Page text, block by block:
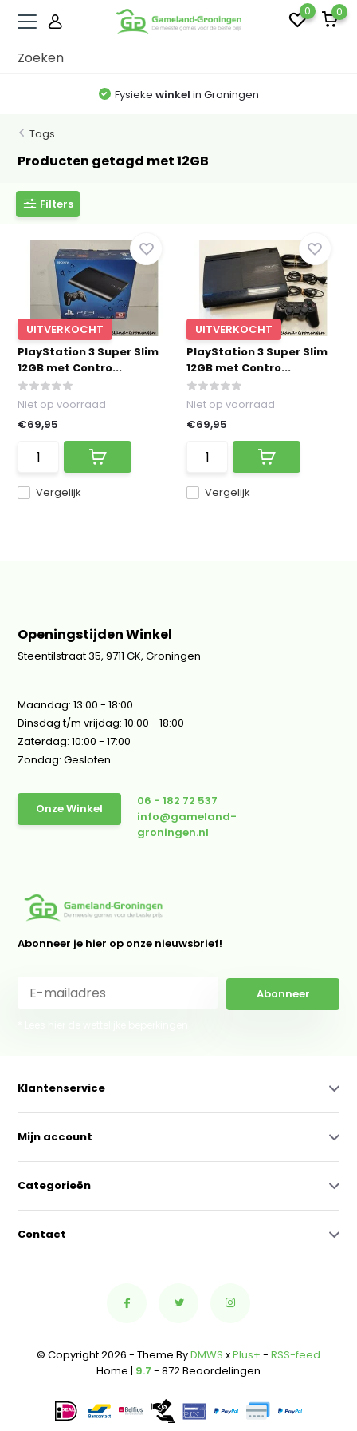
0 0
Fysieke winkel in Groningen
Tags
Producten getagd met 12GB
Filters
UITVERKOCHT
PlayStation 3 Super Slim
12GB met Contro...
Vergelijk
Niet op voorraad
€69,95
UITVERKOCHT
PlayStation 3 Super Slim
12GB met Contro...
Vergelijk
Niet op voorraad
€69,95
Openingstijden Winkel
Steentilstraat 35, 9711 GK, Groningen
Maandag: 13:00 - 18:00
Dinsdag t/m vrijdag: 10:00 - 18:00
Zaterdag: 10:00 - 17:00
Zondag: Gesloten
Onze Winkel
06 - 182 72 537
info@gameland-
groningen.nl
Abonneer je hier op onze nieuwsbrief!
Abonneer
Klantenservice
Mijn account
Categorieën
Contact
© Copyright 2026 - Theme ByDMWS xPlus+ - RSS-feed
Home | 9.7 - 872 Beoordelingen